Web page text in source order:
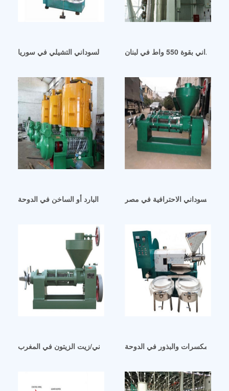
آلة عصر زيت الفول السوداني التشيلي في سوريا بقوة 550 واط في لبنان
آلة عصر زيت الفول السوداني البارد أو الساخن في الدوحة
السوداني الاحترافية في مصر
آلة عصر زيت الفول السوداني/زيت الزيتون في المغرب
زيت المكسرات والبذور في الدوحة